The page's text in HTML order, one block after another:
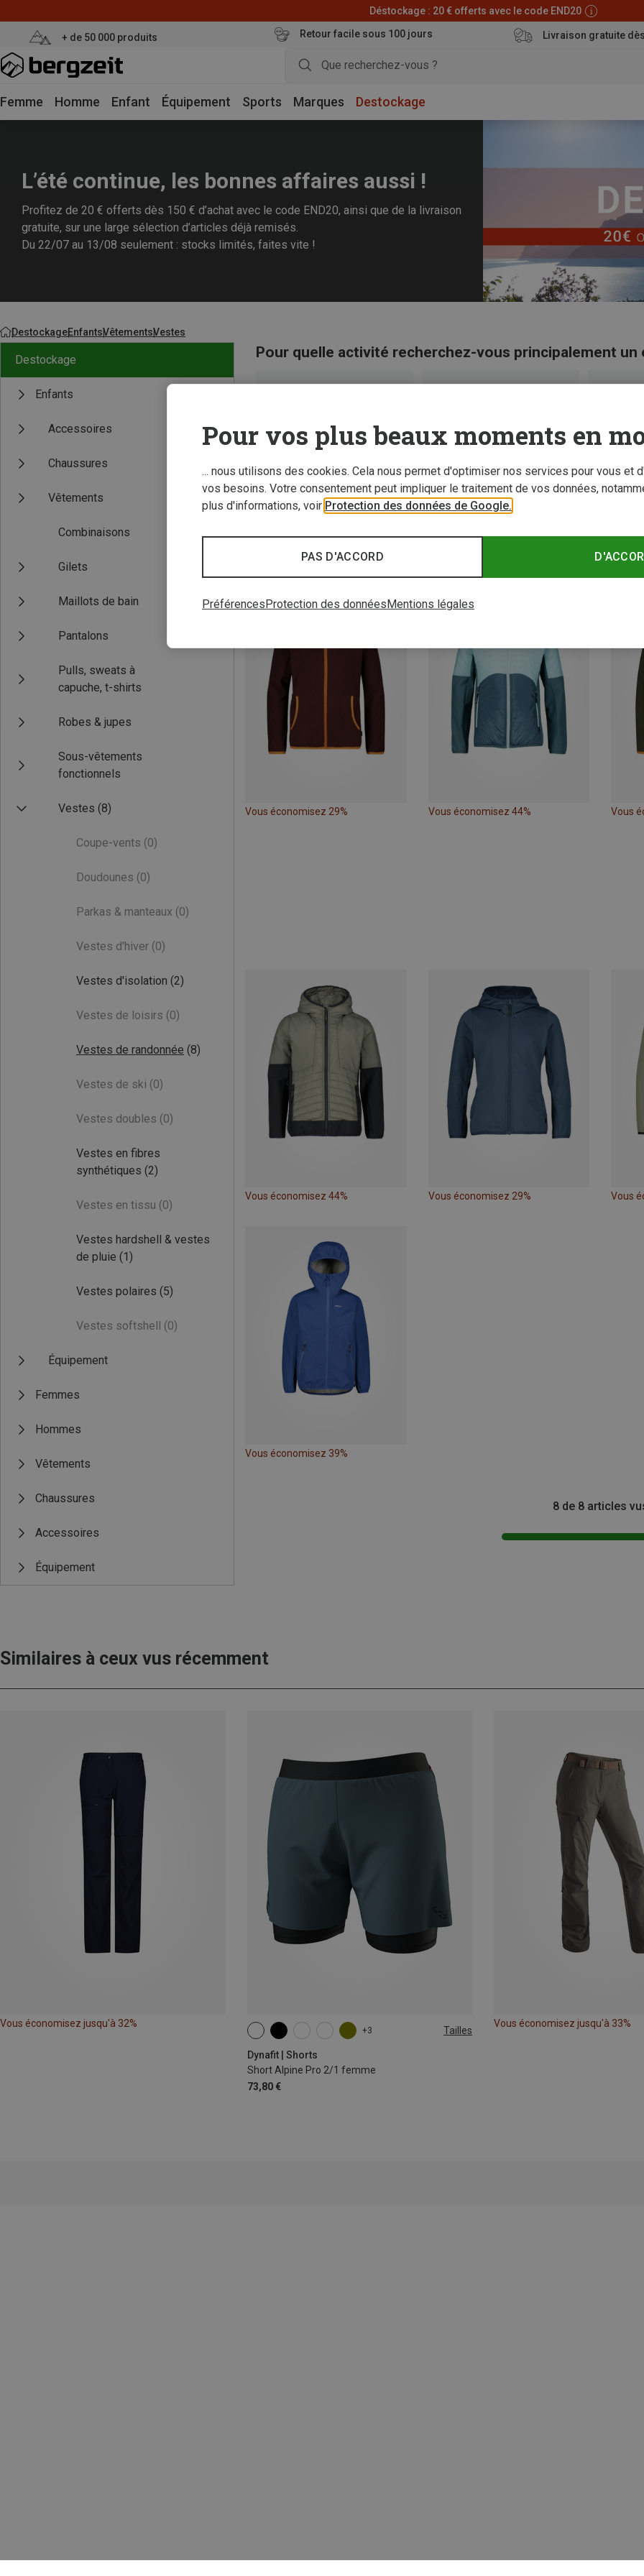
Déstockage : 20 € offerts avec le code END20
+ de 50 000 produits Retour facile sous 100 jours Livraison gratuite
Femme Homme Enfant Équipement Sports Marques Destockage
L’été continue, les bonnes affaires aussi !
Profitez de 20 € offerts dès 150 € d’achat avec le code END20, ainsi que de la livraison
gratuite, sur une large sélection d’articles déjà remisés.
Du 22/07 au 13/08 seulement : stocks limités, faites vite !
DestockageEnfantsVêtementsVestes
Destockage
Enfants
Accessoires
Chaussures
Vêtements
Combinaisons
Gilets
Maillots de bain
Pantalons
Pulls, sweats à
capuche, t-shirts
Robes & jupes
Sous-vêtements
fonctionnels
Vestes (8)
Coupe-vents (0)
Doudounes (0)
Parkas & manteaux (0)
Vestes d'hiver (0)
Vestes d'isolation (2)
Vestes de loisirs (0)
Vestes de randonnée (8)
Vestes de ski (0)
Vestes doubles (0)
Vestes en fibres
synthétiques (2)
Vestes en tissu (0)
Vestes hardshell & vestes
de pluie (1)
Vestes polaires (5)
Vestes softshell (0)
Équipement
Femmes
Hommes
Vêtements
Chaussures
Accessoires
Équipement
Pour quelle activité recherchez-vous principalement un
Vous économisez 29% Vous économisez 44% Vous
Vous économisez 44% Vous économisez 29% Vous
Vous économisez 39%
8 de 8 articles
Similaires à ceux vus récemment
Vous économisez jusqu'à 32%
+3 Tailles
Dynafit | Shorts
Short Alpine Pro 2/1 femme
73,80 €
XS S M XL
Vous économisez jusqu'à 33%
Pour vos plus beaux moments en
... nous utilisons des cookies. Cela nous permet d'optimiser nos services pour vous et
vos besoins. Votre consentement peut impliquer le traitement de vos données,
plus d'informations, voir Protection des données de Google.
PAS D'ACCORD
Préférences Protection des données Mentions légales